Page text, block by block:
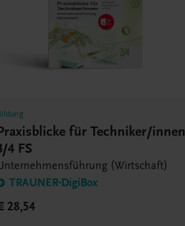
für Techniker/innen
4 FS
(Wirtschaft)
TRAUNER-DigiBox
28,54